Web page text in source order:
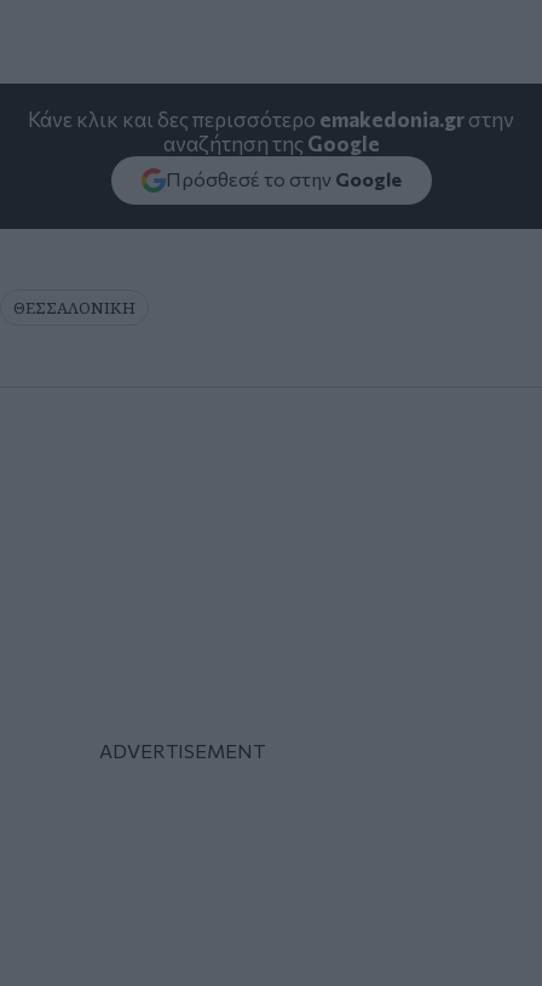
Κάνε κλικ και δες περισσότερο emakedonia.grστην
αναζήτηση της Google
Πρόσθεσέ το στην Google
ΘΕΣΣΑΛΟΝΙΚΗ